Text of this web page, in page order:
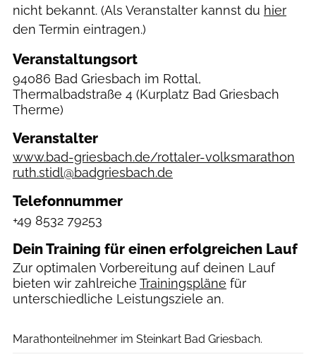
nicht bekannt. (Als Veranstalter kannst du hier
den Termin eintragen.)
Veranstaltungsort
94086 Bad Griesbach im Rottal,
Thermalbadstraße 4 (Kurplatz Bad Griesbach
Therme)
Veranstalter
www.bad-griesbach.de/rottaler-volksmarathon
ruth.stidl@badgriesbach.de
Telefonnummer
+49 8532 79253
Dein Training für einen erfolgreichen Lauf
Zur optimalen Vorbereitung auf deinen Lauf
bieten wir zahlreiche Trainingspläne für
unterschiedliche Leistungsziele an.
Marathonteilnehmer im Steinkart Bad Griesbach.